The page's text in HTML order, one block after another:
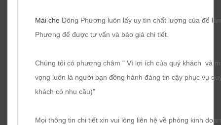
Mái che Đông Phương luôn lấy uy tín chất lượng của để
Phương để được tư vấn và báo giá chi tiết.
Chúng tôi có phương châm " Vì lợi ích của quý khách và
vọng luôn là người bạn đồng hành đáng tin cậy phục vụ
khách có nhu cầu)"
Mọi thông tin chi tiết xin vui lòng liên hệ về phòng kinh